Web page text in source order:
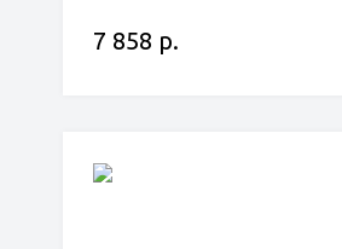
7 858 р.